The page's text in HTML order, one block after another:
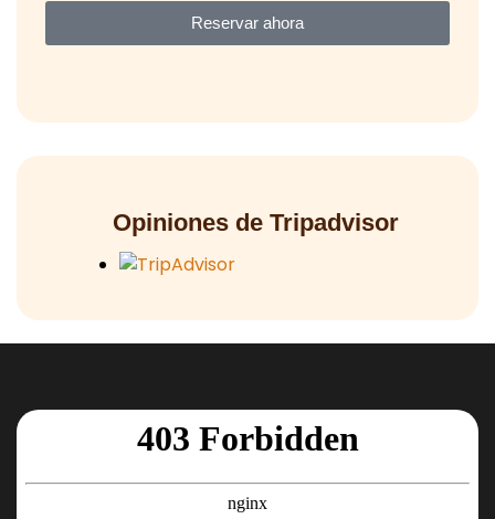
Reservar ahora
Opiniones de Tripadvisor